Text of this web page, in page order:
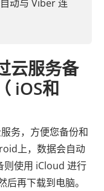
动与 Viber 连
云服务备
iOS和
务，方便您备份和
上，数据会自动
则使用 iCloud 进行
再下载到电脑。